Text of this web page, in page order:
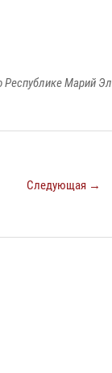
Республике Марий Эл
Следующая →